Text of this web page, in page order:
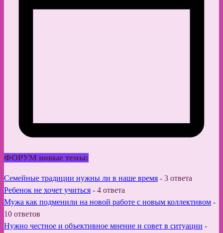
ФОРУМ новые темы:
Семейные традиции нужны ли в наше время - 3 ответа
Ребенок не хочет учиться - 4 ответа
Мужа как подменили на новой работе с новым коллективом -
10 ответов
Нужно честное и объективное мнение и совет в ситуации -